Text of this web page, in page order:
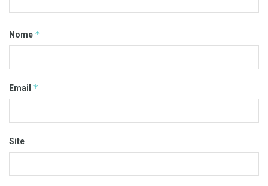
Nome *
Email *
Site